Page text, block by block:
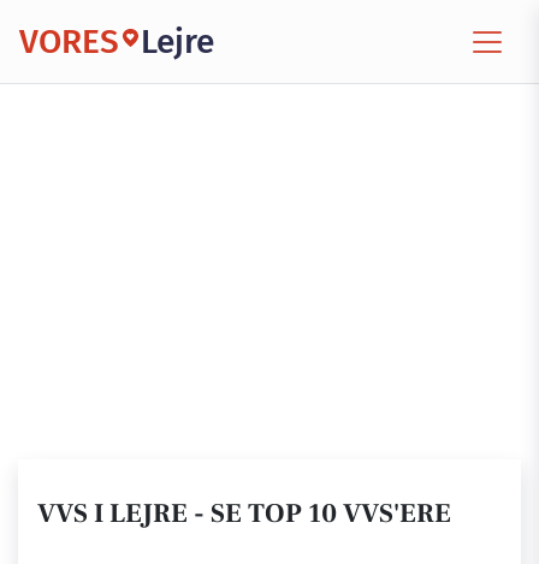
VORES Lejre
VVS I LEJRE - SE TOP 10 VVS'ERE